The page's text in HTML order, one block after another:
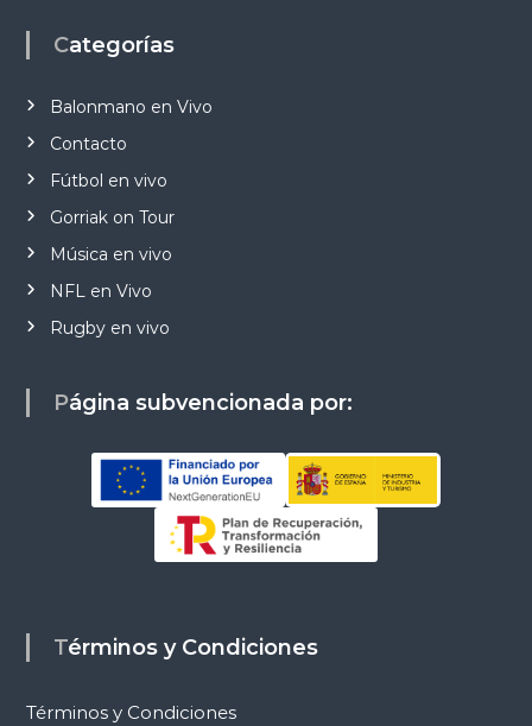
Categorías
Balonmano en Vivo
Contacto
Fútbol en vivo
Gorriak on Tour
Música en vivo
NFL en Vivo
Rugby en vivo
Página subvencionada por:
Términos y Condiciones
Términos y Condiciones